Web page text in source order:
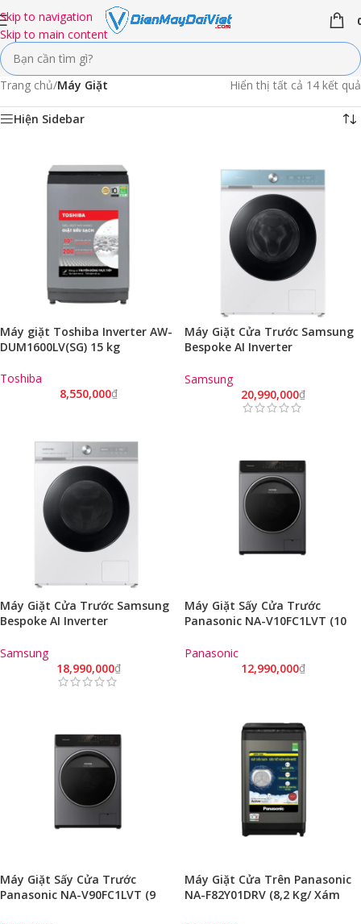
Skip to navigation
Skip to main content
Trang chủ/Máy Giặt Hiển thị tất cả 14 kết quả
Hiện Sidebar
Máy giặt Toshiba Inverter AW-
DUM1600LV(SG) 15 kg
Toshiba
8,550,000₫
Máy Giặt Cửa Trước Samsung
Bespoke AI Inverter
Hãng Model 2023
Samsung
20,990,000₫
Máy Giặt Cửa Trước Samsung
Bespoke AI Inverter
Hãng Model 2023
Samsung
18,990,000₫
Máy Giặt Sấy Cửa Trước
Panasonic NA-V10FC1LVT (10
Panasonic
12,990,000₫
Máy Giặt Sấy Cửa Trước
Panasonic NA-V90FC1LVT (9
Máy Giặt Cửa Trên Panasonic
NA-F82Y01DRV (8,2 Kg/ Xám